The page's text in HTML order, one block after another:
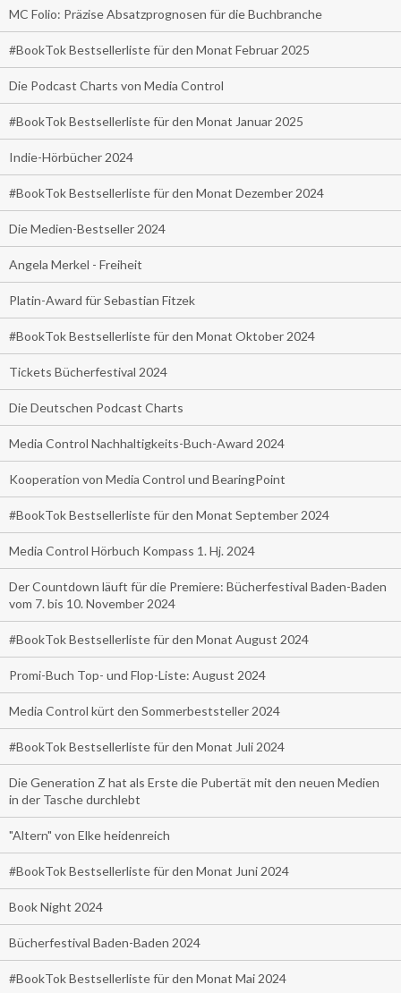
MC Folio: Präzise Absatzprognosen für die Buchbranche
#BookTok Bestsellerliste für den Monat Februar 2025
Die Podcast Charts von Media Control
#BookTok Bestsellerliste für den Monat Januar 2025
Indie-Hörbücher 2024
#BookTok Bestsellerliste für den Monat Dezember 2024
Die Medien-Bestseller 2024
Angela Merkel - Freiheit
Platin-Award für Sebastian Fitzek
#BookTok Bestsellerliste für den Monat Oktober 2024
Tickets Bücherfestival 2024
Die Deutschen Podcast Charts
Media Control Nachhaltigkeits-Buch-Award 2024
Kooperation von Media Control und BearingPoint
#BookTok Bestsellerliste für den Monat September 2024
Media Control Hörbuch Kompass 1. Hj. 2024
Der Countdown läuft für die Premiere: Bücherfestival Baden-Baden
vom 7. bis 10. November 2024
#BookTok Bestsellerliste für den Monat August 2024
Promi-Buch Top- und Flop-Liste: August 2024
Media Control kürt den Sommerbeststeller 2024
#BookTok Bestsellerliste für den Monat Juli 2024
Die Generation Z hat als Erste die Pubertät mit den neuen Medien
in der Tasche durchlebt
"Altern" von Elke heidenreich
#BookTok Bestsellerliste für den Monat Juni 2024
Book Night 2024
Bücherfestival Baden-Baden 2024
#BookTok Bestsellerliste für den Monat Mai 2024